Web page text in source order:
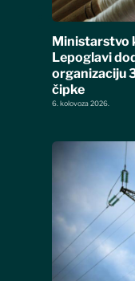
Ministarstvo
Lepoglavi
organizaciju
čipke
6. kolovoza 2026.